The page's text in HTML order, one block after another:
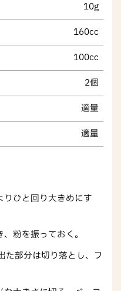
10g
160cc
100cc
2個
適量
適量
ひと回り大きめにす
粉を振っておく。
た部分は切り落とし、フ